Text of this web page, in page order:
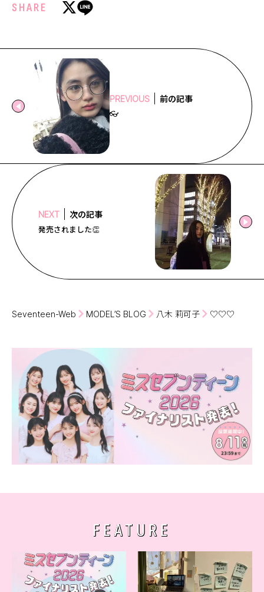
SHARE
PREVIOUS 前の記事
👓
NEXT 次の記事
発売されました👏
Seventeen-Web MODEL’S BLOG 八木 莉可子 ♡♡♡
FEATURE